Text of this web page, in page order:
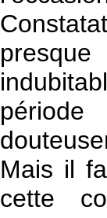
Mais il
cette